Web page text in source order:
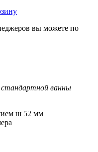
вы можете по
стандартной ванны
ш 52 мм